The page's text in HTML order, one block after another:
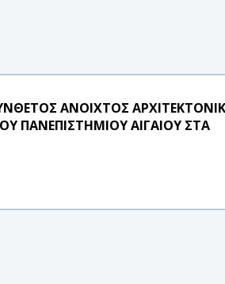
ΑΝΟΙΧΤΟΣ
ΠΑΝΕΠΙΣΤΗΜΙΟΥ ΑΙΓΑΙΟΥ ΣΤΑ